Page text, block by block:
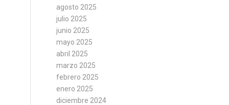
agosto 2025
julio 2025
junio 2025
mayo 2025
abril 2025
marzo 2025
febrero 2025
enero 2025
diciembre 2024